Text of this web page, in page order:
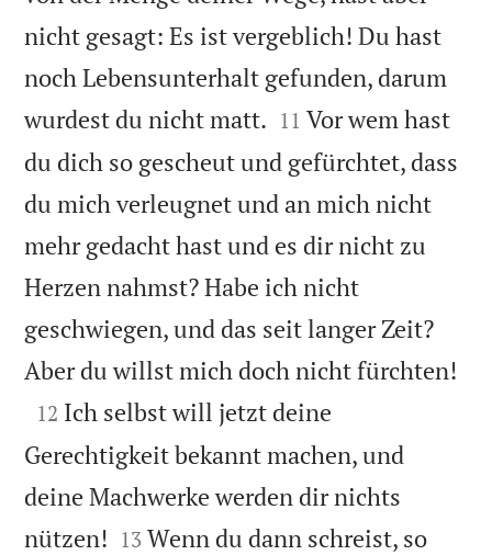
nicht gesagt: Es ist vergeblich! Du hast
noch Lebensunterhalt gefunden, darum
wurdest du nicht matt. 

11 Vor wem hast
du dich so gescheut und gefürchtet, dass
du mich verleugnet und an mich nicht
mehr gedacht hast und es dir nicht zu
Herzen nahmst? Habe ich nicht
geschwiegen, und das seit langer Zeit?
Aber du willst mich doch nicht fürchten!

12 Ich selbst will jetzt deine
Gerechtigkeit bekannt machen, und
deine Machwerke werden dir nichts
nützen! 

13 Wenn du dann schreist, so